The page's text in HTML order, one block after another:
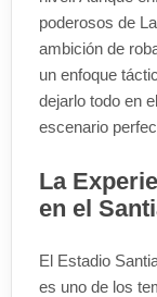
poderosos de
ambición de
un enfoque
dejarlo todo en
escenario
La
en el
El Estadio
es uno de los